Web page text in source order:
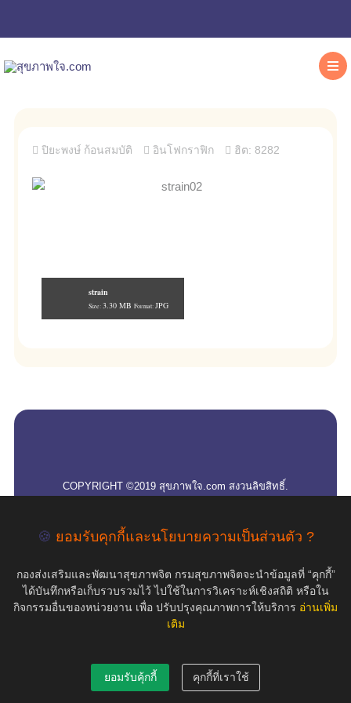
ปิยะพงษ์ ก้อนสมบัติ อินโฟกราฟิก ฮิต: 8282
strain
Size: 3.30 MB Format: JPG
COPYRIGHT ©2019 สุขภาพใจ.com สงวนลิขสิทธิ์.
🍪 ยอมรับคุกกี้และนโยบายความเป็นส่วนตัว ?
กองส่งเสริมและพัฒนาสุขภาพจิต กรมสุขภาพจิตจะนำข้อมูลที่ “คุกกี้”
ได้บันทึกหรือเก็บรวบรวมไว้ ไปใช้ในการวิเคราะห์เชิงสถิติ หรือใน
กิจกรรมอื่นของหน่วยงาน เพื่อ ปรับปรุงคุณภาพการให้บริการ อ่านเพิ่ม
เติม
ยอมรับคุ้กกี้ คุกกี้ที่เราใช้